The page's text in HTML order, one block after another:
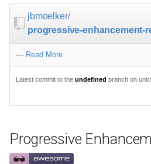
a
z
n
前端开发
Android
Cordova
JavaScript 内容
Swift
Swift 内容
Scalability
必看讲座
Protips
The Concept
Strategies
Feature Detection
Support Tables
Testing Methods
Docker
Vagrant
Pyramid
Symfony
数据科学
数据科学内容
机器学习
语言学
Hadoop
数据工程
Streaming
演讲
算法可视化
编程竞赛
免费软件测试书籍
Go 书籍
R 书籍
Elixir 书籍
Vim
Atom
Visual Studio Code
游戏演讲
Godot
开源游戏
Dev Env
Dotfiles
Shell
ZSH 插件
Fantasy
Podcasts
Email Newsletters
MySQL
InfluxDB
Neo4j
TinkerPop
Fonts
Codeface
Stock Resources
开源文档
学习编程
科技视频
少儿编程
安全
夺旗赛
恶意软件分析
Honeypots
IOT
Electronics
Bluetooth Beacons
Places to Post Your Startup
OKR Methodology
Leading and Managing
Slack 内容
远程工作
生产力
Code Review
网络分析
PCAPTools
波场
Non-Financial Blockchain
Mastodon
JSON 内容
学生开发者优惠
Sysadmin
Analytics
jbmoelker/
progressive-enhancement-
— Read More
Latest commit to the undefined branch on
Progressive